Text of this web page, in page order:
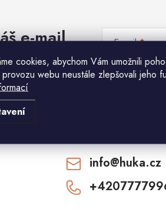
cookies, abychom Vám umožnili
webu neustále zlepšovali jeho
e-mail E-mail
Vložením e-mailu
info@huka.cz
CHCI SLEVU